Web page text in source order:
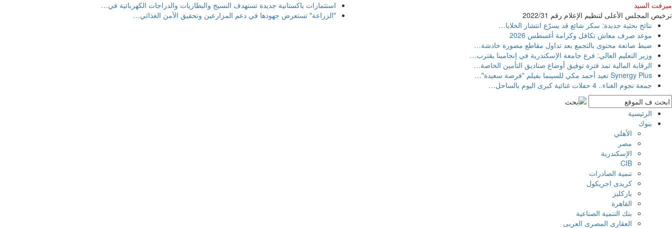
ميرفت السيد
ترخيص المجلس الأعلى لتنظيم الإعلام رقم 2022/31
استثمارات باكستانية جديدة تستهدف النسيج والبطاريات والدراجات الكهربائية في…
"الزراعة" تستعرض جهودها في دعم المزارعين وتحقيق الأمن الغذائي…
نتائج بحثية جديدة: سكر شائع قد يسرّع انتشار الخلايا…
موعد صرف معاش تكافل وكرامة أغسطس 2026
ضبط صانعة محتوى بالتجمع بعد تداول مقاطع مصورة خادشة…
وزير التعليم العالي: فرع جامعة الإسكندرية في إنجامينا يقترب…
الرقابة المالية تمد فترة توفيق أوضاع صناديق التأمين الخاصة…
Synergy Plus تعيد أحمد مكي للسينما بفيلم "فرصة سعيدة"
…
جمعة نجوم الغناء.. 4 حفلات غنائية كبرى اليوم بالساحل
…
الرئيسية
بنوك
الأهلي
مصر
الإسكندرية
CIB
تنمية الصادرات
كريدى اجريكول
باركليز
القاهرة
بنك التنمية الصناعية
العقارى المصرى العربى